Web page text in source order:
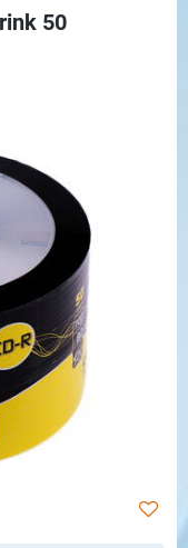
50